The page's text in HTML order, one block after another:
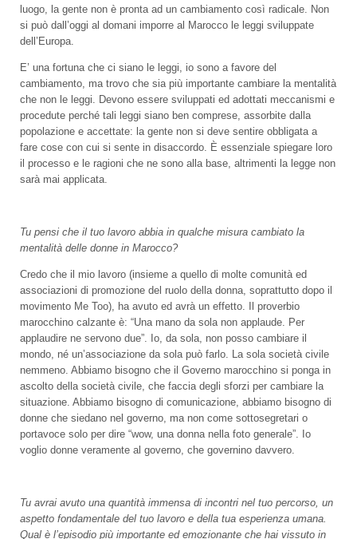
luogo, la gente non è pronta ad un cambiamento così radicale. Non
si può dall’oggi al domani imporre al Marocco le leggi sviluppate
dell’Europa.
E’ una fortuna che ci siano le leggi, io sono a favore del
cambiamento, ma trovo che sia più importante cambiare la mentalità
che non le leggi. Devono essere sviluppati ed adottati meccanismi e
procedute perché tali leggi siano ben comprese, assorbite dalla
popolazione e accettate: la gente non si deve sentire obbligata a
fare cose con cui si sente in disaccordo. È essenziale spiegare loro
il processo e le ragioni che ne sono alla base, altrimenti la legge non
sarà mai applicata.
Tu pensi che il tuo lavoro abbia in qualche misura cambiato la
mentalità delle donne in Marocco?
Credo che il mio lavoro (insieme a quello di molte comunità ed
associazioni di promozione del ruolo della donna, soprattutto dopo il
movimento Me Too), ha avuto ed avrà un effetto. Il proverbio
marocchino calzante è: “Una mano da sola non applaude. Per
applaudire ne servono due”. Io, da sola, non posso cambiare il
mondo, né un’associazione da sola può farlo. La sola società civile
nemmeno. Abbiamo bisogno che il Governo marocchino si ponga in
ascolto della società civile, che faccia degli sforzi per cambiare la
situazione. Abbiamo bisogno di comunicazione, abbiamo bisogno di
donne che siedano nel governo, ma non come sottosegretari o
portavoce solo per dire “wow, una donna nella foto generale”. Io
voglio donne veramente al governo, che governino davvero.
Tu avrai avuto una quantità immensa di incontri nel tuo percorso, un
aspetto fondamentale del tuo lavoro e della tua esperienza umana.
Qual è l’episodio più importante ed emozionante che hai vissuto in